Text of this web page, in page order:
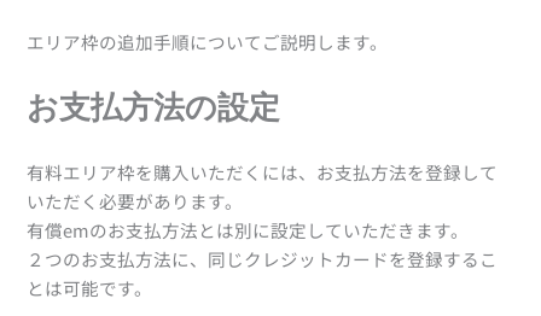
エリア枠の追加手順についてご説明します。
お支払方法の設定
有料エリア枠を購入いただくには、お支払方法を登録して
いただく必要があります。
有償emのお支払方法とは別に設定していただきます。
２つのお支払方法に、同じクレジットカードを登録するこ
とは可能です。